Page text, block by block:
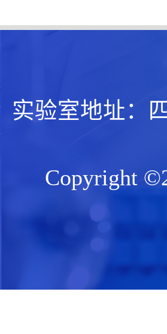
实验室地址：
Copyright